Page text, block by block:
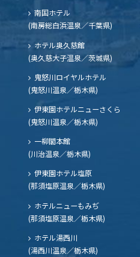
南国ホテル
(南房総白浜温泉／千葉県)
ホテル奥久慈館
(奥久慈大子温泉／茨城県)
鬼怒川ロイヤルホテル
(鬼怒川温泉／栃木県)
伊東園ホテルニューさくら
(鬼怒川温泉／栃木県)
一柳閣本館
(川治温泉／栃木県)
伊東園ホテル塩原
(那須塩原温泉／栃木県)
ホテルニューもみぢ
(那須塩原温泉／栃木県)
ホテル湯西川
(湯西川温泉／栃木県)